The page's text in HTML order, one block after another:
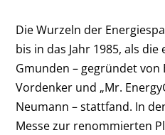
Die Wurzeln der
bis in das Jahr 1985, als
Gmunden – gegründet von
Vordenker und „Mr.
Neumann – stattfand. In
Messe zur renommierten